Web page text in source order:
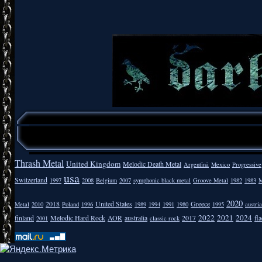
Thrash Metal United Kingdom Melodic Death Metal Argentīnā Mexico Progressive
Switzerland 1997 usa 2008 Belgium 2007 symphonic black metal Groove Metal 1982 1983
Metal 2010 2018 Poland 1996 United States 1989 1994 1991 1980 Greece 1995 2020 austria
finland 2001 Melodic Hard Rock AOR australia classic rock 2017 2022 2021 2024